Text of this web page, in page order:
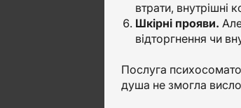
втрати, внутрішні
Шкірні прояви.
відторгнення чи
Послуга
душа не змогла